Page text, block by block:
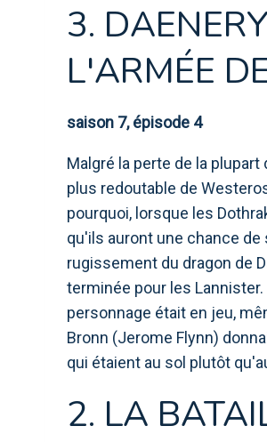
3.
L'ARMÉE
saison 7, épisode 4
Malgré la perte de la
plus redoutable de
pourquoi, lorsque les
qu'ils auront une chance
rugissement du dragon de
terminée pour les
personnage était en jeu,
Bronn (Jerome Flynn)
qui étaient au sol plutôt
2. LA